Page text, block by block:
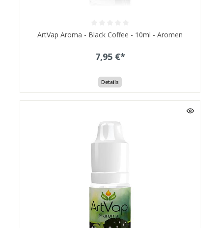
ArtVap Aroma - Black Coffee - 10ml - Aromen
7,95 €*
Details